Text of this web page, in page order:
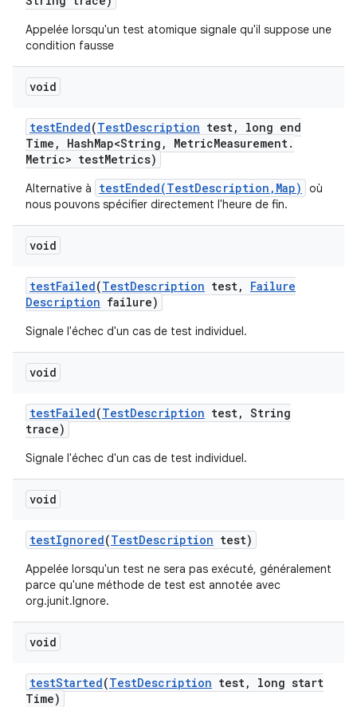
Appelée lorsqu'un test atomique signale qu'il suppose une
condition fausse
void
testEnded(TestDescription test,
long end
Time , HashMap<String , MetricMeasurement.
Metric> testMetrics)
Alternative à testEnded(TestDescription,Map)
où
nous pouvons spécifier directement l'heure de fin.
void
testFailed(TestDescription test,
Failure
Description failure)
Signale l'échec d'un cas de test individuel.
void
testFailed(TestDescription test, String
trace)
Signale l'échec d'un cas de test individuel.
void
testIgnored(TestDescription test)
Appelée lorsqu'un test ne sera pas exécuté, généralement
parce qu'une méthode de test est annotée avec
org.junit.Ignore.
void
testStarted(TestDescription test,
long start
Time)